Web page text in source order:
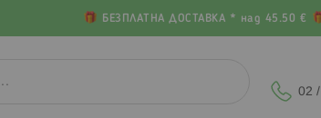
БЕЗПЛАТНА ДОСТАВКА * над 45.50 €
02